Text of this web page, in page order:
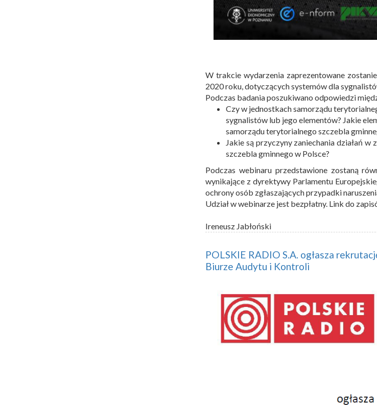
W trakcie wydarzenia zaprezentowane
2020 roku, dotyczących systemów dla
Podczas badania poszukiwano odpowiedzi
Czy w jednostkach samorządu
sygnalistów lub jego elementów? Jakie
samorządu terytorialnego szczebla
Jakie są przyczyny zaniechania działań
szczebla gminnego w Polsce?
Podczas webinaru przedstawione zostaną
wynikające z dyrektywy Parlamentu
ochrony osób zgłaszających przypadki
Udział w webinarze jest bezpłatny. Link do
Ireneusz Jabłoński
POLSKIE RADIO S.A. ogłasza
Biurze Audytu i Kontroli